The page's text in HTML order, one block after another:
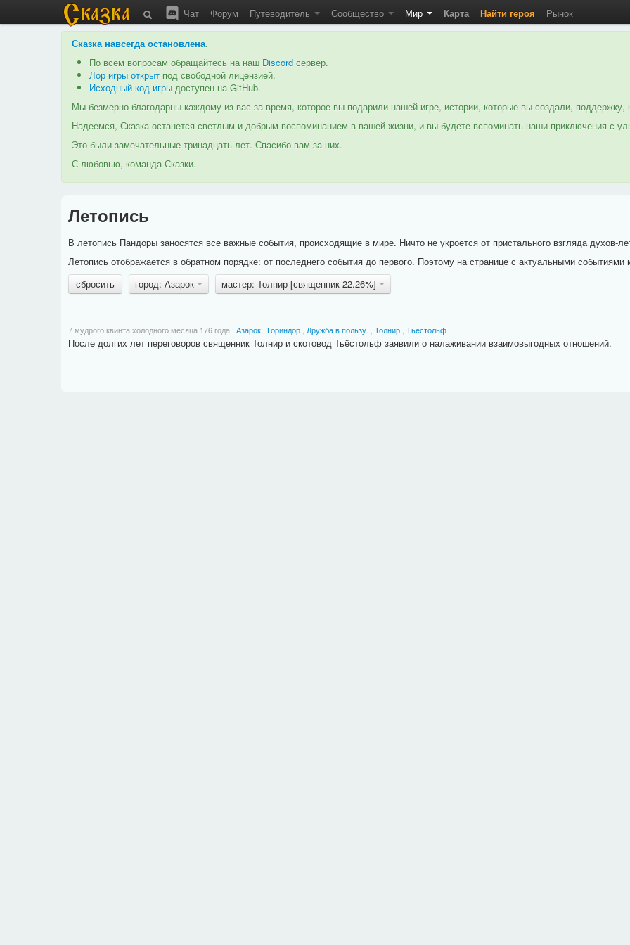
Чат Форум Путеводитель Сообщество Мир Карта Найти героя Рынок
Сказка навсегда остановлена.
По всем вопросам обращайтесь на наш Discord сервер.
Лор игры открыт под свободной лицензией.
Исходный код игры доступен на GitHub.
Мы безмерно благодарны каждому из вас за время, которое вы подарили нашей игре, истории, которые вы создали, поддержку,
Надеемся, Сказка останется светлым и добрым воспоминанием в вашей жизни, и вы будете вспоминать наши приключения с
Это были замечательные тринадцать лет. Спасибо вам за них.
С любовью, команда Сказки.
Летопись
В летопись Пандоры заносятся все важные события, происходящие в мире. Ничто не укроется от пристального взгляда духов-
Летопись отображается в обратном порядке: от последнего события до первого. Поэтому на странице с актуальными
сбросить
город: Азарок мастер: Толнир [священник 22.26%]
7 мудрого квинта холодного месяца 176 года : Азарок, Гориндор, Дружба в пользу. Толнир, Тьёстольф
После долгих лет переговоров священник Толнир и скотовод Тьёстольф заявили о налаживании взаимовыгодных отношений.